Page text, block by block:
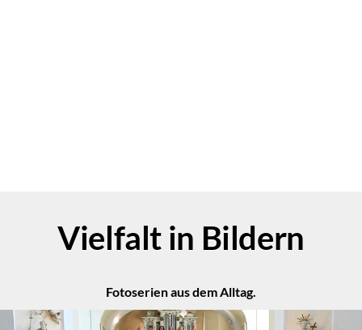
Vielfalt in Bildern
Fotoserien aus dem Alltag.